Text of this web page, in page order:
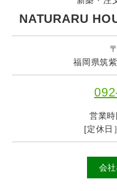
NATURARU
福岡県筑
営業
[定休日
会